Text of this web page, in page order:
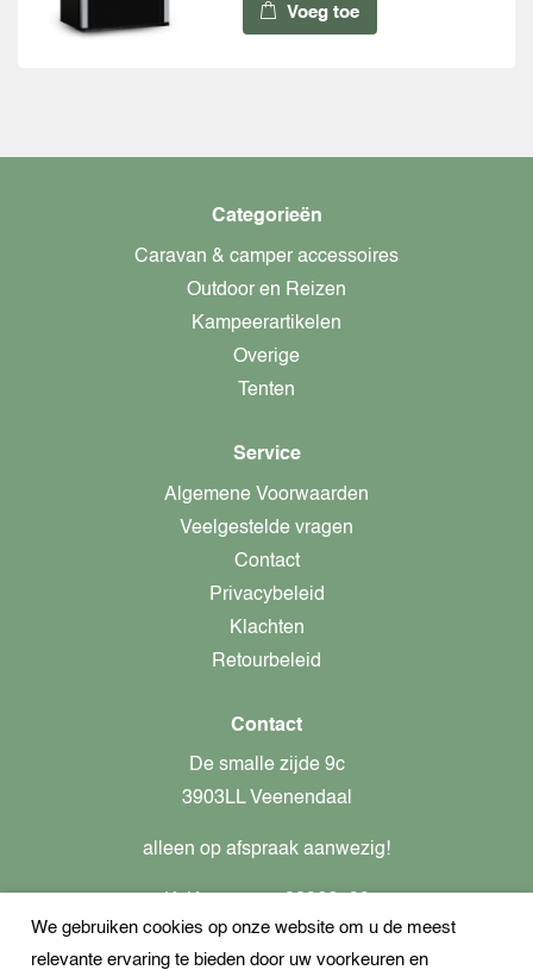
Voeg toe
Categorieën
Caravan & camper accessoires
Outdoor en Reizen
Kampeerartikelen
Overige
Tenten
Service
Algemene Voorwaarden
Veelgestelde vragen
Contact
Privacybeleid
Klachten
Retourbeleid
Contact
De smalle zijde 9c
3903LL Veenendaal
alleen op afspraak aanwezig!
Btw-nummer: nl862437301B01
We gebruiken cookies op onze website om u de meest
relevante ervaring te bieden door uw voorkeuren en